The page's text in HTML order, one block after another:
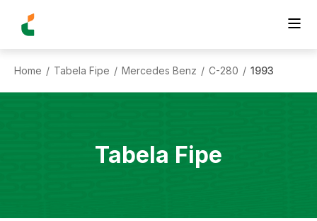
Home / Tabela Fipe / Mercedes Benz / C-280 / 1993
Tabela Fipe